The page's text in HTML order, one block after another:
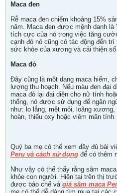
Maca đen
Rễ maca đen chiếm khoảng 15%
năm. Maca đen được mệnh danh
tích cực của nó trong việc tăng
cạnh đó nó cũng có tác động đến
sức khỏe của xương và cải thiện
Maca đỏ
Đây cũng là một dạng maca hiếm,
lượng thu hoạch. Nếu màu đen đại
maca đỏ lại đại diện cho nữ tính
thống, nó được sử dụng để ngăn
như: lo lắng, mệt mỏi, loãng xương,
hoàn, thiếu oxy hoặc viêm mãn tính.
Quý ba mẹ có thể xem đầy đủ bài
Peru và cách sử dụng để có thêm
Như vậy có thể thấy rằng sâm
khỏe con người. Hiện tại trên thị
được bào chế và giá sâm maca